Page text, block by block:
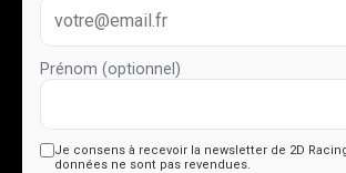
Prénom (optionnel)
Je consens à recevoir la newsletter de 2D
données ne sont pas revendues.